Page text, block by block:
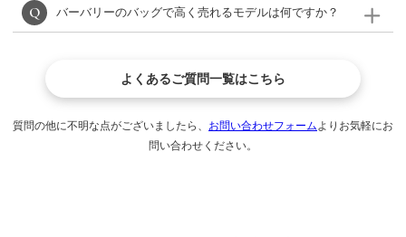
りますので、LINE、メール、フリーダイヤルからご相談
相場が日々変動するため、必ず掲載している金額で買取
りいたします。
バーバリーのバッグで高く売れるモデルは何ですか？
定番カラーが高額買取が期待できるモデルです。
よくあるご質問一覧はこちら
質問の他に不明な点がございましたら、 お問い合わせフォームよりお気軽にお
問い合わせください。